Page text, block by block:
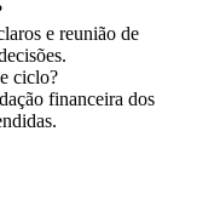
e reunião de
ciclo?
financeira dos